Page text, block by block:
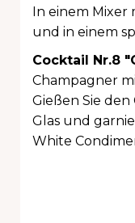
In einem Mixer
und in einem
Cocktail Nr.8
Champagner
Gießen Sie
Glas und
White